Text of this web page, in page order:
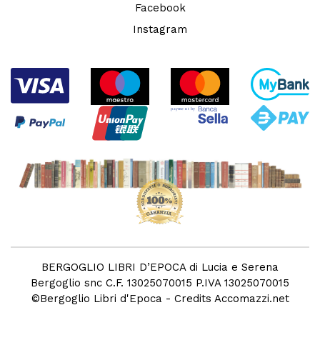
Facebook
Instagram
BERGOGLIO LIBRI D’EPOCA di Lucia e Serena
Bergoglio snc C.F. 13025070015 P.IVA 13025070015
©Bergoglio Libri d'Epoca - Credits Accomazzi.net